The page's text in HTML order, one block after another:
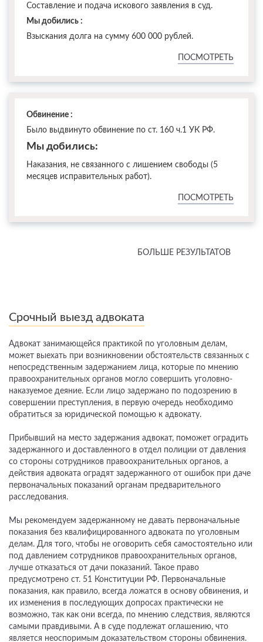
Составление и подача искового заявления в суд.
Мы добились :
Взыскания долга на сумму 600 000 рублей.
ПОСМОТРЕТЬ
Обвинение :
Было выдвинуто обвинение по ст. 160 ч.1 УК РФ.
Мы добились:
Наказания, не связанного с лишением свободы (5
месяцев исправительных работ).
ПОСМОТРЕТЬ
БОЛЬШЕ РЕЗУЛЬТАТОВ
Срочный выезд адвоката
Адвокат занимающейся практикой по уголовным делам,
может выехать при возникновении обстоятельств связанных с
непосредственным задержанием лица, которые по мнению
правоохранительных органов могло совершить уголовно-
наказуемое деяние. Если лицо задержано по подозрению в
совершении преступления, в первую очередь необходимо
обратиться за юридической помощью к адвокату.
Прибывший на место задержания адвокат, поможет оградить
задержанного и доставленного в отдел полиции от давления
со стороны сотрудников правоохранительных органов, а
действия адвоката оградят задержанного от ошибок при даче
первоначальных показаний органам предварительного
расследования.
Мы рекомендуем задержанному не давать первоначальные
показания без квалифицированного адвоката по уголовным
делам. Для того, чтобы не оговорить себя самостоятельно или
под давлением сотрудников правоохранительных органов,
лучше отказаться от дачи показаний. Такое право
предусмотрено ст. 51 Конституции РФ. Первоначальные
показания, как правило, всегда ложатся в основу обвинения, и
их изменения в последующих допросах практически не
возможно, так как они всегда, по мнению следствия, являются
самыми правдивыми. А в суде подлежат оглашению, что
является неоспоримым доказательством стороны обвинения.